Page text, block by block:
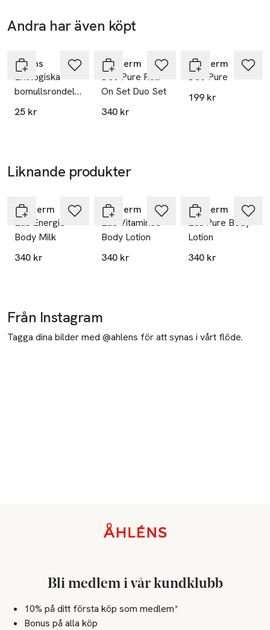
miljöstation.
miljöstation.
vatten.
Tillverkare
L'Oreal LPD
France
Mobilnummer
SKU: 35328673
Andra har även köpt
Ta 2 betala
Åhléns
Ekologiska
bomullsrondeller,
80 st
25 kr
Biotherm
Deo Pure Roll-
On Set Duo Set
340 kr
Biotherm
Deo Pure
199 kr
Liknande produkter
Biotherm
Eau Energie
Body Milk
340 kr
Biotherm
Eau Vitaminée
Body Lotion
340 kr
Biotherm
Eau Pure Body
Lotion
340 kr
Från Instagram
Tagga dina bilder med @ahlens för att synas i vårt flöde.
Bli medlem i vår kundklubb
10% på ditt första köp som medlem*
Bonus på alla köp